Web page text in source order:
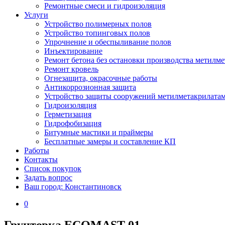
Ремонтные смеси и гидроизоляция
Услуги
Устройство полимерных полов
Устройство топинговых полов
Упрочнение и обеспыливание полов
Инъектирование
Ремонт бетона без остановки производства
Ремонт кровель
Огнезащита, окрасочные работы
Антикоррозионная защита
Устройство защиты сооружений
Гидроизоляция
Герметизация
Гидрофобизация
Битумные мастики и праймеры
Бесплатные замеры и составление КП
Работы
Контакты
Список покупок
Задать вопрос
Ваш город: Константиновск
0